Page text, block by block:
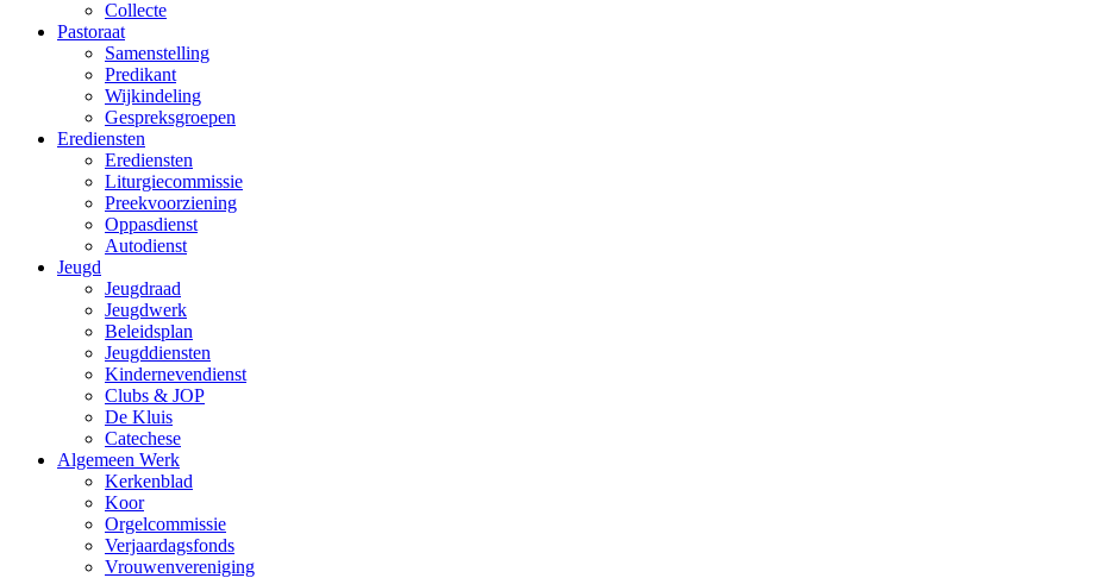
Collecte
Pastoraat
Samenstelling
Predikant
Wijkindeling
Gespreksgroepen
Erediensten
Erediensten
Liturgiecommissie
Preekvoorziening
Oppasdienst
Autodienst
Jeugd
Jeugdraad
Jeugdwerk
Beleidsplan
Jeugddiensten
Kindernevendienst
Clubs & JOP
De Kluis
Catechese
Algemeen Werk
Kerkenblad
Koor
Orgelcommissie
Verjaardagsfonds
Vrouwenvereniging